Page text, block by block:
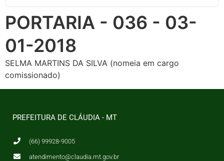
PORTARIA - 036 - 03-
01-2018
SELMA MARTINS DA SILVA (nomeia em cargo
comissionado)
PREFEITURA DE CLÁUDIA - MT
(66) 99928-9005
atendimento@claudia.mt.gov.br